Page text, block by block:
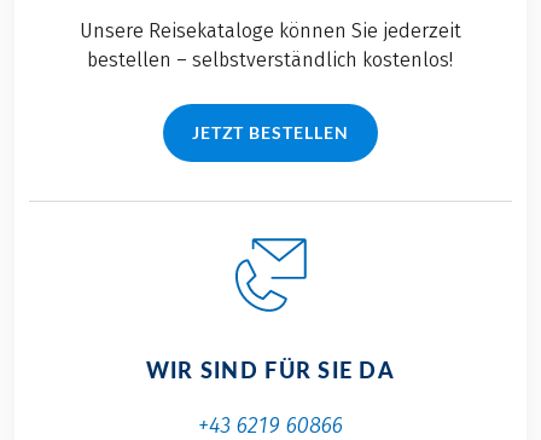
Unsere Reisekataloge können Sie jederzeit
bestellen – selbstverständlich kostenlos!
JETZT BESTELLEN
WIR SIND FÜR SIE DA
+43 6219 60866